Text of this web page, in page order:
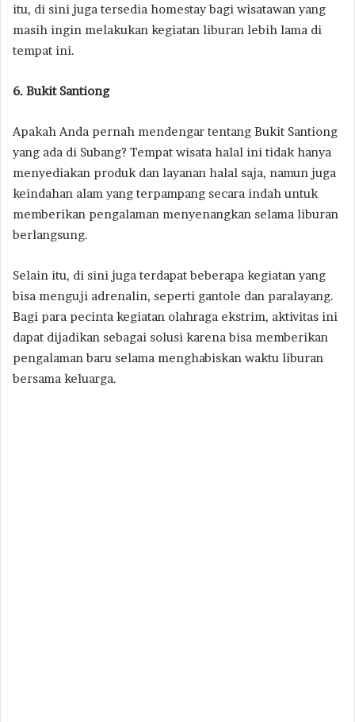
itu, di sini juga tersedia homestay bagi wisatawan yang
masih ingin melakukan kegiatan liburan lebih lama di
tempat ini.
6. Bukit Santiong
Apakah Anda pernah mendengar tentang Bukit Santiong
yang ada di Subang? Tempat wisata halal ini tidak hanya
menyediakan produk dan layanan halal saja, namun juga
keindahan alam yang terpampang secara indah untuk
memberikan pengalaman menyenangkan selama liburan
berlangsung.
Selain itu, di sini juga terdapat beberapa kegiatan yang
bisa menguji adrenalin, seperti gantole dan paralayang.
Bagi para pecinta kegiatan olahraga ekstrim, aktivitas ini
dapat dijadikan sebagai solusi karena bisa memberikan
pengalaman baru selama menghabiskan waktu liburan
bersama keluarga.